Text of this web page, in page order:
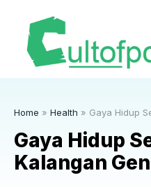
Home » Health » Gaya Hidup
Gaya Hidup
Kalangan